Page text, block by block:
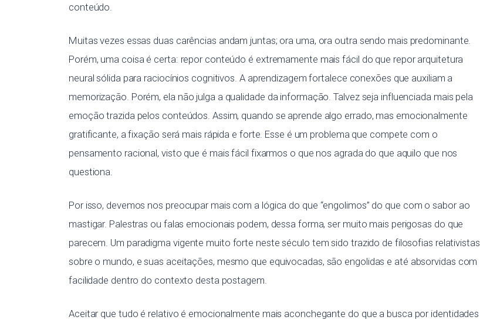
conteúdo.
Muitas vezes essas duas carências andam juntas; ora uma, ora outra sendo mais predominante.
Porém, uma coisa é certa: repor conteúdo é extremamente mais fácil do que repor arquitetura
neural sólida para raciocínios cognitivos. A aprendizagem fortalece conexões que auxiliam a
memorização. Porém, ela não julga a qualidade da informação. Talvez seja influenciada mais pela
emoção trazida pelos conteúdos. Assim, quando se aprende algo errado, mas emocionalmente
gratificante, a fixação será mais rápida e forte. Esse é um problema que compete com o
pensamento racional, visto que é mais fácil fixarmos o que nos agrada do que aquilo que nos
questiona.
Por isso, devemos nos preocupar mais com a lógica do que “engolimos” do que com o sabor ao
mastigar. Palestras ou falas emocionais podem, dessa forma, ser muito mais perigosas do que
parecem. Um paradigma vigente muito forte neste século tem sido trazido de filosofias relativistas
sobre o mundo, e suas aceitações, mesmo que equivocadas, são engolidas e até absorvidas com
facilidade dentro do contexto desta postagem.
Aceitar que tudo é relativo é emocionalmente mais aconchegante do que a busca por identidades